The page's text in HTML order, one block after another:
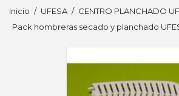
Inicio UFESA CENTRO PLANCHADO
Pack hombreras secado y planchado